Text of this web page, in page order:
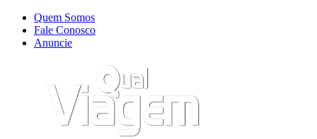
Quem Somos
Fale Conosco
Anuncie